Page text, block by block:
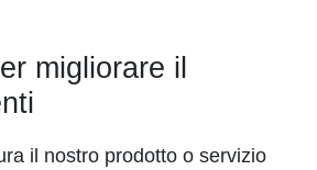
migliorare il
il nostro prodotto o servizio